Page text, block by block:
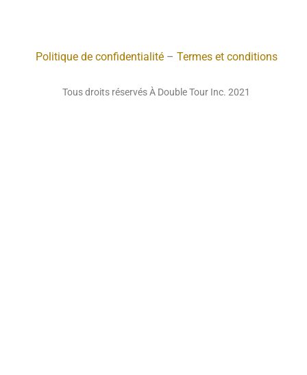
Politique de confidentialité– Termes et conditions
Tous droits réservés À Double Tour Inc. 2021